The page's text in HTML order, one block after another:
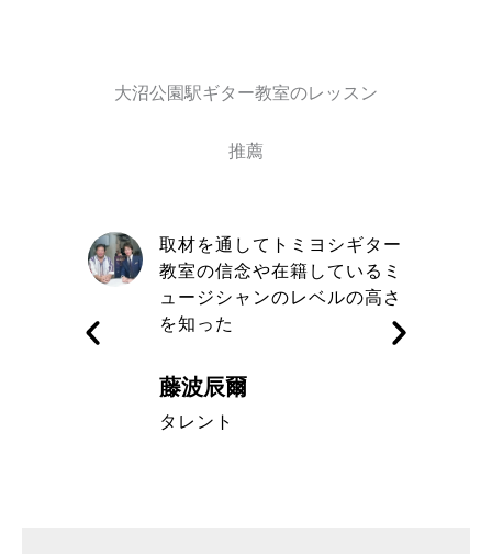
大沼公園駅ギター教室のレッスン
推薦
取材を通してトミヨシギター
教室の信念や在籍しているミ
ュージシャンのレベルの高さ
を知った
藤波辰爾
タレント